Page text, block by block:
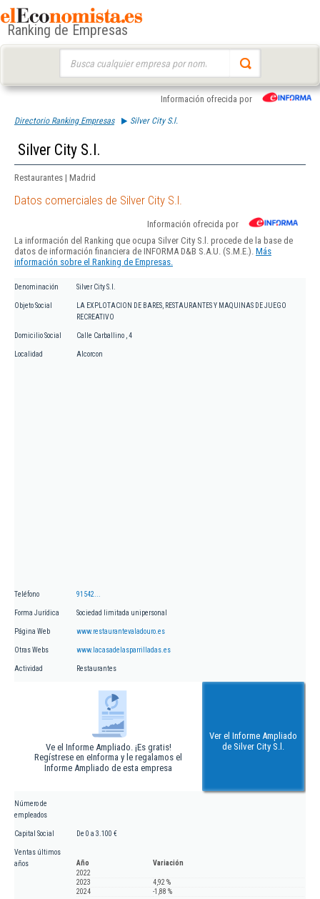
Ranking de Empresas
Información ofrecida por
Directorio Ranking Empresas Silver City S.l.
Silver City S.l.
Restaurantes | Madrid
Datos comerciales de Silver City S.l.
Información ofrecida por
La información del Ranking que ocupa Silver City S.l. procede de la base de
datos de información financiera de INFORMA D&B S.A.U. (S.M.E.). Más
información sobre el Ranking de Empresas.
Denominación Silver City S.l.
Objeto Social
LA EXPLOTACION DE BARES, RESTAURANTES Y MAQUINAS DE JUEGO
RECREATIVO
Domicilio Social Calle Carballino , 4
Localidad Alcorcon
Teléfono 91542...
Forma Jurídica Sociedad limitada unipersonal
Página Web www.restaurantevaladouro.es
Otras Webs www.lacasadelasparrilladas.es
Actividad Restaurantes
Ve el Informe Ampliado. ¡Es gratis!
Regístrese en eInforma y le regalamos el
Informe Ampliado de esta empresa
Ver el Informe Ampliado
de Silver City S.l.
Número de
empleados
Capital Social De 0 a 3.100 €
Ventas últimos
años
Año
Variación
2022
2023
4,92 %
2024
-1,88 %